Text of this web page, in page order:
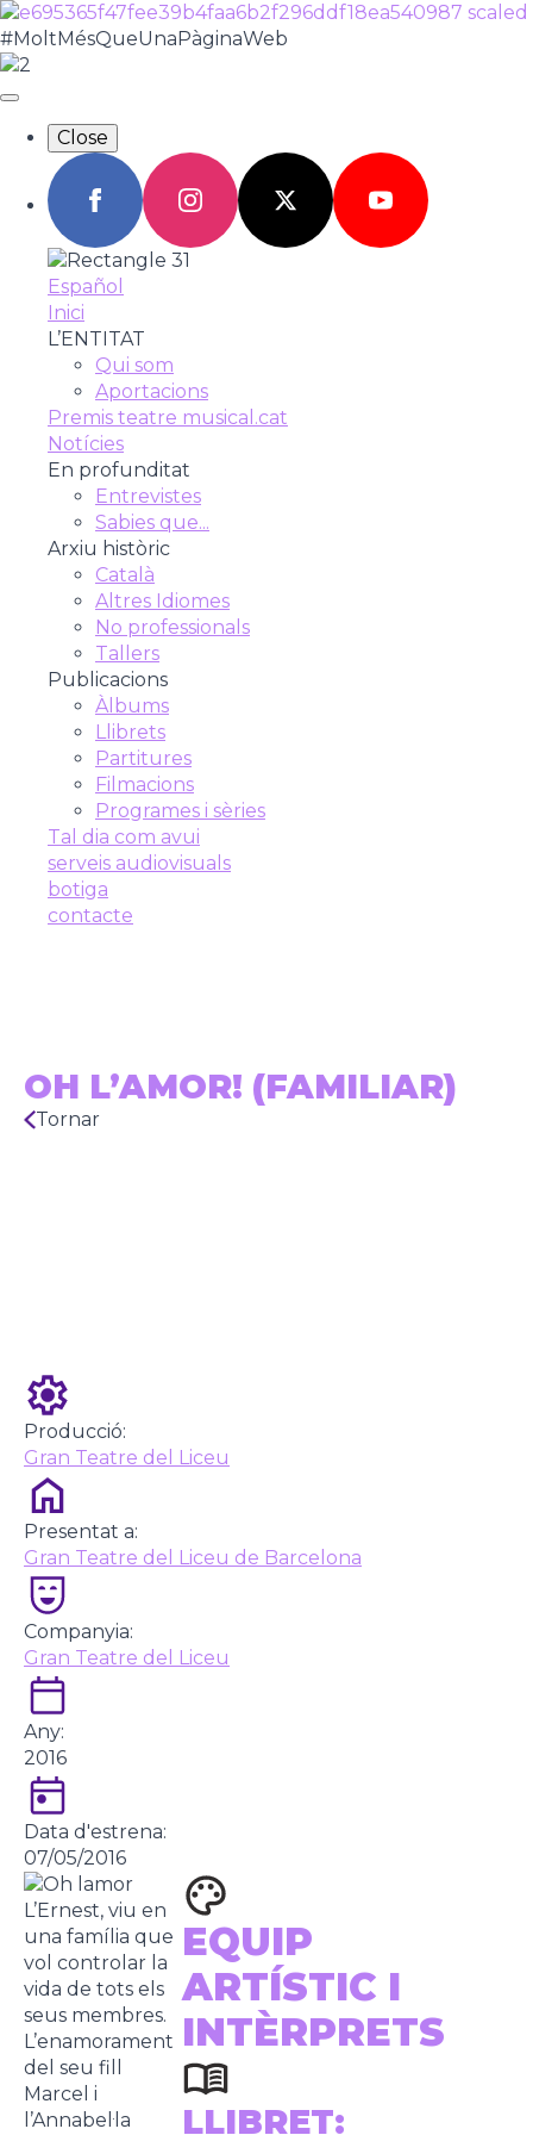
#MoltMésQueUnaPàginaWeb
Close
Español
Inici
L’ENTITAT
Qui som
Aportacions
Premis teatre musical.cat
Notícies
En profunditat
Entrevistes
Sabies que...
Arxiu històric
Català
Altres Idiomes
No professionals
Tallers
Publicacions
Àlbums
Llibrets
Partitures
Filmacions
Programes i sèries
Tal dia com avui
serveis audiovisuals
botiga
contacte
OH L’AMOR! (FAMILIAR)
Tornar
Producció:
Gran Teatre del Liceu
Presentat a:
Gran Teatre del Liceu de Barcelona
Companyia:
Gran Teatre del Liceu
Any:
2016
Data d'estrena:
07/05/2016
L’Ernest, viu en
una família que
vol controlar la
vida de tots els
seus membres.
L’enamorament
del seu fill
Marcel i
l’Annabel·la
EQUIP
ARTÍSTIC I
INTÈRPRETS
LLIBRET: